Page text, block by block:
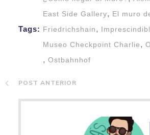
Tags:
East Side Gallery, El muro
Friedrichshain,
Museo Checkpoint Charlie,
, Ostbahnhof
POST ANTERIOR